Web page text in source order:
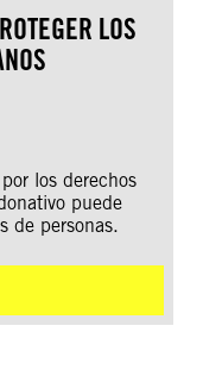
LOS
los derechos
puede
de personas.